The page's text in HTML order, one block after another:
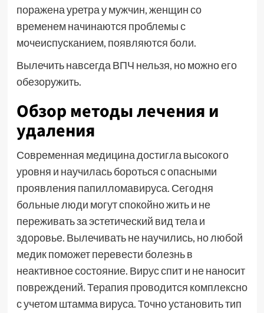
поражена уретра у мужчин, женщин со
временем начинаются проблемы с
мочеиспусканием, появляются боли.
Вылечить навсегда ВПЧ нельзя, но можно его
обезоружить.
Обзор методы лечения и
удаления
Современная медицина достигла высокого
уровня и научилась бороться с опасными
проявления папилломавируса. Сегодня
больные люди могут спокойно жить и не
переживать за эстетический вид тела и
здоровье. Вылечивать не научились, но любой
медик поможет перевести болезнь в
неактивное состояние. Вирус спит и не наносит
повреждений. Терапия проводится комплексно
с учетом штамма вируса. Точно установить тип